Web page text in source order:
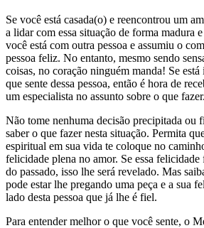
Se você está casada(o) e reencontrou um
a lidar com essa situação de forma madura
você está com outra pessoa e assumiu o
pessoa feliz. No entanto, mesmo sendo
coisas, no coração ninguém manda! Se
que sente dessa pessoa, então é hora de
um especialista no assunto sobre o que fazer.
Não tome nenhuma decisão precipitada ou
saber o que fazer nesta situação. Permita
espiritual em sua vida te coloque no
felicidade plena no amor. Se essa felicidade
do passado, isso lhe será revelado. Mas
pode estar lhe pregando uma peça e a sua
lado desta pessoa que já lhe é fiel.
Para entender melhor o que você sente, o